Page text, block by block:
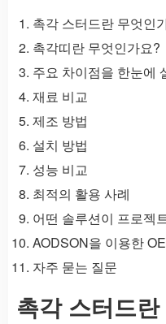
촉각 스터드란 무엇인
촉각띠란 무엇인가요?
주요 차이점을 한눈에
재료 비교
제조 방법
설치 방법
성능 비교
최적의 활용 사례
어떤 솔루션이 프로젝
AODSON을 이용한
자주 묻는 질문
촉각 스터드